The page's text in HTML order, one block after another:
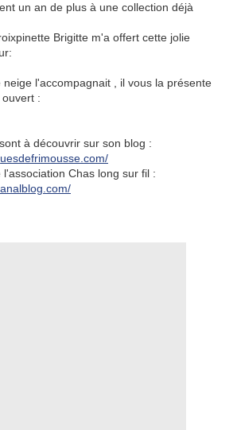
un an de plus à une collection déjà
Brigitte m'a offert cette jolie
neige l'accompagnait , il vous la présente
:
à découvrir sur son blog :
Chas long sur fil :